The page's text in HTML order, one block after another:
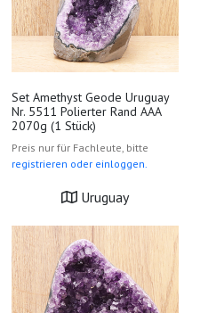
Set Amethyst Geode Uruguay
Nr. 5511 Polierter Rand AAA
2070g (1 Stück)
Preis nur für Fachleute, bitte
registrieren oder einloggen.
Uruguay